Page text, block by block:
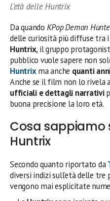
L’età delle Huntrix
Da quando KPop Demon
delle curiosità più diffuse tra
Huntrix, il gruppo
pubblico vuole sapere non
Huntrixma anche quanti
Anche se il film non lo rivela
ufficiali e dettagli narrativi
buona precisione la loro età.
Cosa sappiamo
Huntrix
Secondo quanto riportato da
diversi indizi sull’età delle tre
vengono mai esplicitate